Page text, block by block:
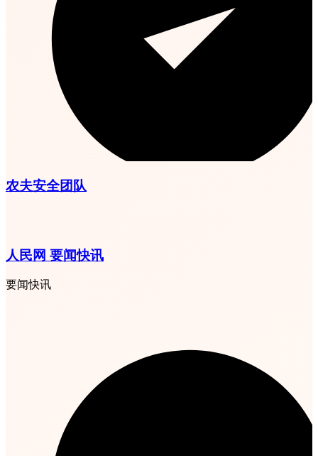
农夫安全团队
人民网 要闻快讯
要闻快讯